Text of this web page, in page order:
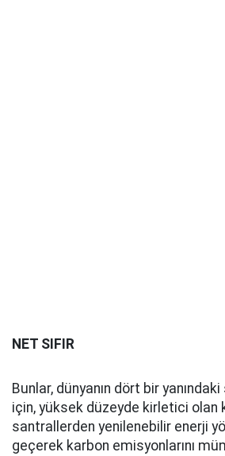
NET SIFIR
Bunlar, dünyanın dört bir
için, yüksek düzeyde kirletici olan
santrallerden yenilenebilir enerji
geçerek karbon emisyonlarını